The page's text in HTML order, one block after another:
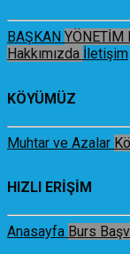
BAŞKAN YÖNETİM
Hakkımızda İletişim
KÖYÜMÜZ
Muhtar ve Azalar
HIZLI ERİŞİM
Anasayfa Burs